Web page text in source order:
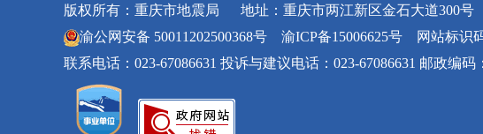
版权所有：重庆市地震局 地址：重庆市两江新区金石大道300号
渝公网安备 50011202500368号
渝ICP备15006625号 网站标识码
联系电话：023-67086631 投诉与建议电话：023-67086631 邮政编码